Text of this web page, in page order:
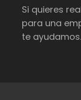
Si quieres
para una
te ayudamos.